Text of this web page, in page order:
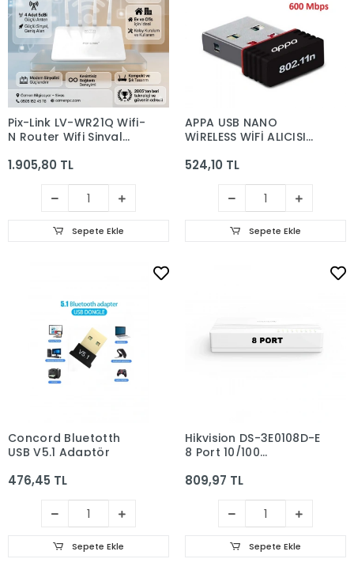
Pix-Link LV-WR21Q Wifi-
N Router Wifi Sinyal
1.905,80 TL
Sepete Ekle
APPA USB NANO
WİRELESS WİFİ ALICISI
524,10 TL
Sepete Ekle
Concord Bluetotth
USB V5.1 Adaptör
476,45 TL
Sepete Ekle
Hikvision DS-3E0108D-E
8 Port 10/100
809,97 TL
Sepete Ekle